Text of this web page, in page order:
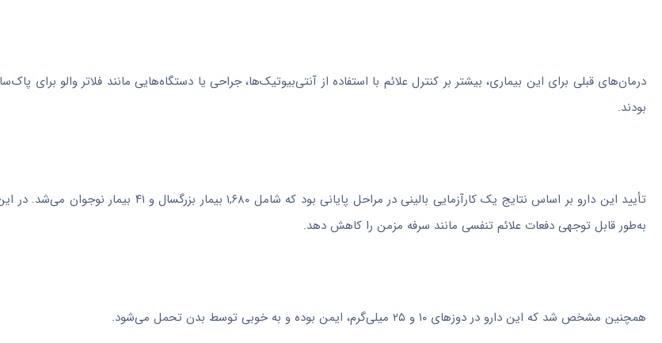
درمان‌های قبلی برای این بیماری، بیشتر بر کنترل علائم با استفاده از آنتی‌بیوتیک‌ها، جراحی یا دستگاه‌هایی مانند فلاتر والو برای
بودند.
تأیید این دارو بر اساس نتایج یک کارآزمایی بالینی در مراحل پایانی بود که
به‌طور قابل توجهی دفعات علائم تنفسی مانند سرفه مزمن را کاهش دهد.
همچنین مشخص شد که این دارو در دوزهای ۱۰ و ۲۵ میلی‌گرم، ایمن بوده و به خوبی توسط بدن تحمل می‌شود.